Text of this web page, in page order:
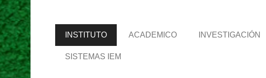
INSTITUTO ACADEMICO INVESTIGACIÓN
SISTEMAS IEM